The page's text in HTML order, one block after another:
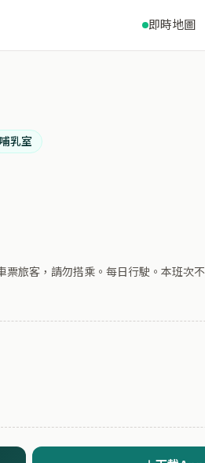
即時地圖
哺乳室
旅客，請勿搭乘。每日行駛。本班次